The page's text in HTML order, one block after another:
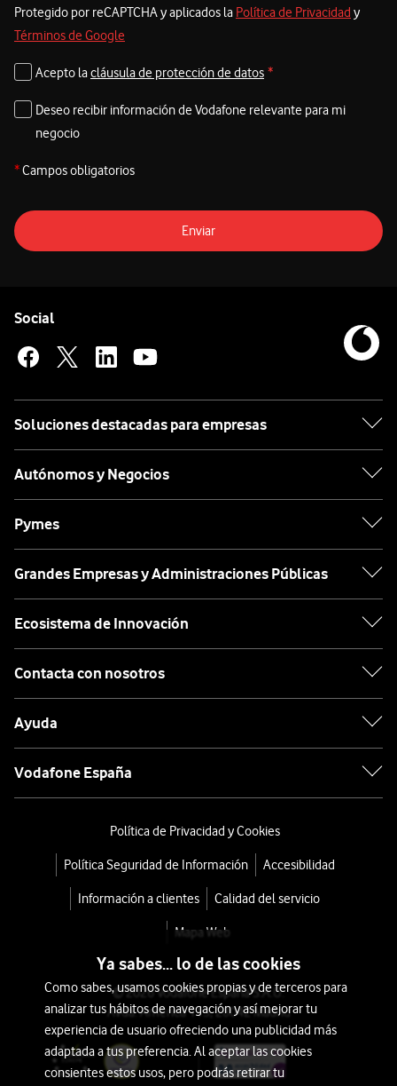
Protegido por reCAPTCHA y aplicados la Política de Privacidad y
Términos de Google
Acepto lacláusula de protección de datos *
Deseo recibir información de Vodafone relevante para mi
negocio
*Campos obligatorios
Enviar
Social
Soluciones destacadas para empresas
Autónomos y Negocios
Pymes
Grandes Empresas y Administraciones Públicas
Ecosistema de Innovación
Contacta con nosotros
Ayuda
Vodafone España
Política de Privacidad y Cookies
Política Seguridad de Información Accesibilidad
Información a clientes Calidad del servicio
Mapa Web
© 2026 Vodafone España S.A.U.
Avda. América 115, 28042 Madrid
Ya sabes... lo de las cookies
Como sabes, usamos cookies propias y de terceros para
analizar tus hábitos de navegación y así mejorar tu
experiencia de usuario ofreciendo una publicidad más
adaptada a tus preferencia. Al aceptar las cookies
consientes estos usos, pero podrás retirar tu